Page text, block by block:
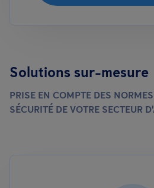
Solutions sur-mesure
PRISE EN COMPTE DES
SÉCURITÉ DE VOTRE SECTEUR